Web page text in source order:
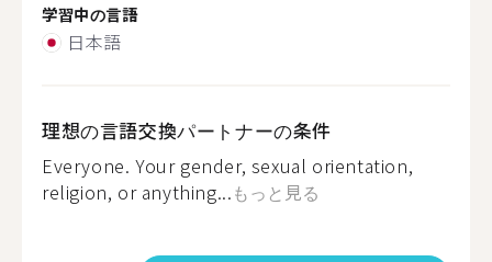
学習中の言語
日本語
理想の言語交換パートナーの条件
Everyone. Your gender, sexual orientation,
religion, or anything...もっと見る